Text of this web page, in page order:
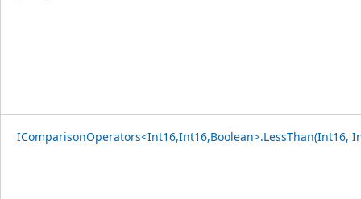
IComparisonOperators<Int16,Int16,Boolean>.LessThan(Int16,